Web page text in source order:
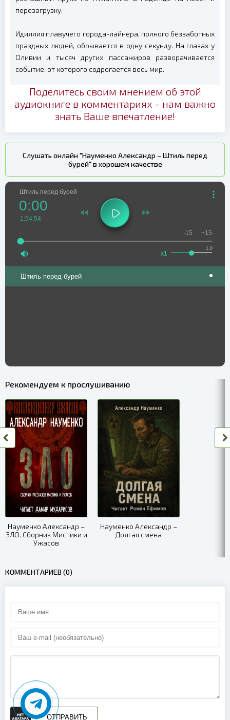
перезагрузку.
Идиллия плавучего города-лайнера, полного беззаботных
праздных людей, обрывается в одну секунду. На глазах у
Оливии и тысяч других пассажиров разворачивается
событие, от которого содрогается весь мир.
Поделитесь своим мнением об этой
аудиокниге в комментариях - нам важно
знать Ваше впечатление!
Слушать онлайн "Науменко Александр – Штиль перед
бурей" в хорошем качестве
Штиль перед бурей
0:00
1:54:54
1.0
x1
-15 +15
Штиль перед бурей
Рекомендуем к прослушиванию
Науменко Александр –
ЗЛО. Сборник Мистики и
Ужасов
Науменко Александр –
Долгая смена
КОММЕНТАРИЕВ (0)
ОТПРАВИТЬ